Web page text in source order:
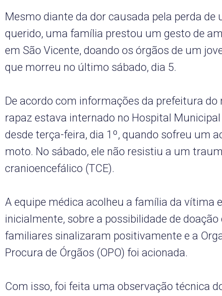
Mesmo diante da dor causada pela perda de
querido, uma família prestou um gesto de
em São Vicente, doando os órgãos de um
que morreu no último sábado, dia 5.
De acordo com informações da prefeitura do
rapaz estava internado no Hospital
desde terça-feira, dia 1º, quando sofreu um
moto. No sábado, ele não resistiu a um
cranioencefálico (TCE).
A equipe médica acolheu a família da vítima
inicialmente, sobre a possibilidade de doação
familiares sinalizaram positivamente e a
Procura de Órgãos (OPO) foi acionada.
Com isso, foi feita uma observação técnica